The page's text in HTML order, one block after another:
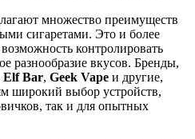
множество преимуществ
сигаретами. Это и более
контролировать
разнообразие вкусов. Бренды,
Elf Bar, Geek Vape и другие,
широкий выбор устройств,
так и для опытных